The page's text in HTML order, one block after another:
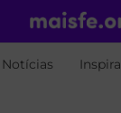
Notícias